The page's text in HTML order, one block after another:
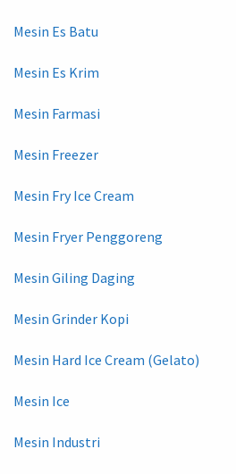
Mesin Es Batu
Mesin Es Krim
Mesin Farmasi
Mesin Freezer
Mesin Fry Ice Cream
Mesin Fryer Penggoreng
Mesin Giling Daging
Mesin Grinder Kopi
Mesin Hard Ice Cream (Gelato)
Mesin Ice
Mesin Industri